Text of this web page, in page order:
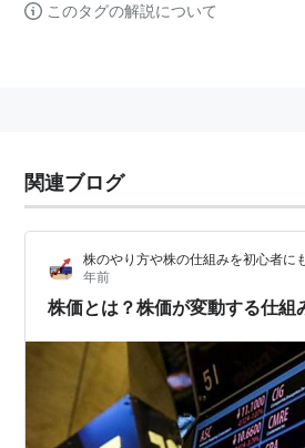
このタグの解説について
関連ブログ
株のやり方や株の仕組みを初心者に
年前
株価とは？株価が変動する仕組